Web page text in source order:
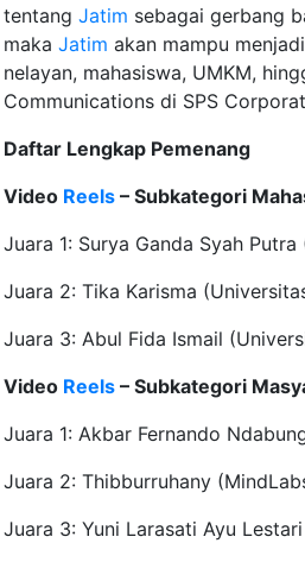
tentang Jatim sebagai gerbang
maka Jatim akan mampu
nelayan, mahasiswa, UMKM,
Communications di SPS
Daftar Lengkap Pemenang
Video Reels – Subkategori
Juara 1: Surya Ganda Syah
Juara 2: Tika Karisma
Juara 3: Abul Fida Ismail
Video Reels – Subkategori
Juara 1: Akbar Fernando
Juara 2: Thibburruhany
Juara 3: Yuni Larasati Ayu